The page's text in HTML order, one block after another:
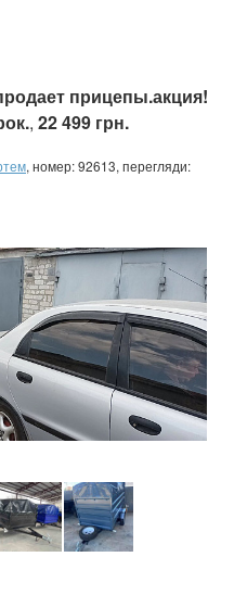
прицепы.акция!
, 22 499 грн.
, номер: 92613, перегляди: